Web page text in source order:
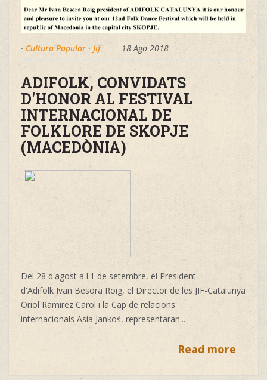
· Cultura Popular · Jif 18 Ago 2018
ADIFOLK, CONVIDATS
D'HONOR AL FESTIVAL
INTERNACIONAL DE
FOLKLORE DE SKOPJE
(MACEDÒNIA)
Del 28 d'agost a l'1 de setembre, el President
d'Adifolk Ivan Besora Roig, el Director de les JIF-Catalunya
Oriol Ramirez Carol i la Cap de relacions
internacionals Asia Jankoś, representaran...
Read more